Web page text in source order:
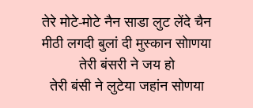
तेरे मोटे-मोटे नैन साडा लुट लेंदे चैन
मीठी लगदी बुलां दी मुस्कान सोाणया
तेरी बंसरी ने जय हो
तेरी बंसी ने लुटेया जहांन सोणया